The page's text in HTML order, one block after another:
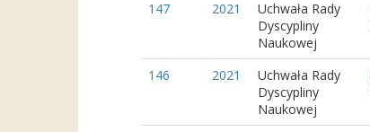
147 2021
Uchwała Rady
Dyscypliny
Naukowej
146 2021
Uchwała Rady
Dyscypliny
Naukowej